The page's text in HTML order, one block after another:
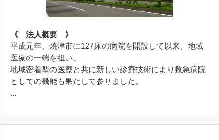
《 法人概要 》
平成元年、焼津市に127床の病院を開設して以来、地域
医療の一端を担い、
地域密着型の医療と共に新しい診療技術により救急病院
としての機能も果たして参りました。
...